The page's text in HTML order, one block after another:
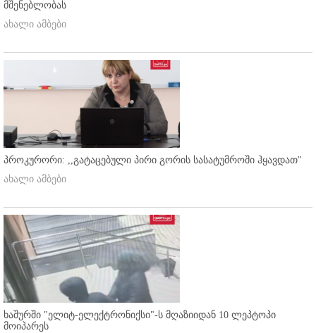
მშენებლობას
ახალი ამბები
პროკურორი: ,,გატაცებული პირი გორის სასატუმროში ჰყავდათ''
ახალი ამბები
ხაშურში "ელიტ-ელექტრონიქსი"-ს მღაზიიდან 10 ლეპტოპი
მოიპარეს